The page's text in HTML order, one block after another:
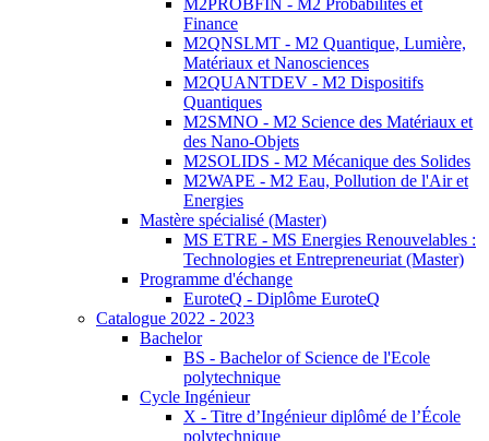
M2PROBFIN - M2 Probabilités et
Finance
M2QNSLMT - M2 Quantique, Lumière,
Matériaux et Nanosciences
M2QUANTDEV - M2 Dispositifs
Quantiques
M2SMNO - M2 Science des Matériaux et
des Nano-Objets
M2SOLIDS - M2 Mécanique des Solides
M2WAPE - M2 Eau, Pollution de l'Air et
Energies
Mastère spécialisé (Master)
MS ETRE - MS Energies Renouvelables :
Technologies et Entrepreneuriat (Master)
Programme d'échange
EuroteQ - Diplôme EuroteQ
Catalogue 2022 - 2023
Bachelor
BS - Bachelor of Science de l'Ecole
polytechnique
Cycle Ingénieur
X - Titre d’Ingénieur diplômé de l’École
polytechnique